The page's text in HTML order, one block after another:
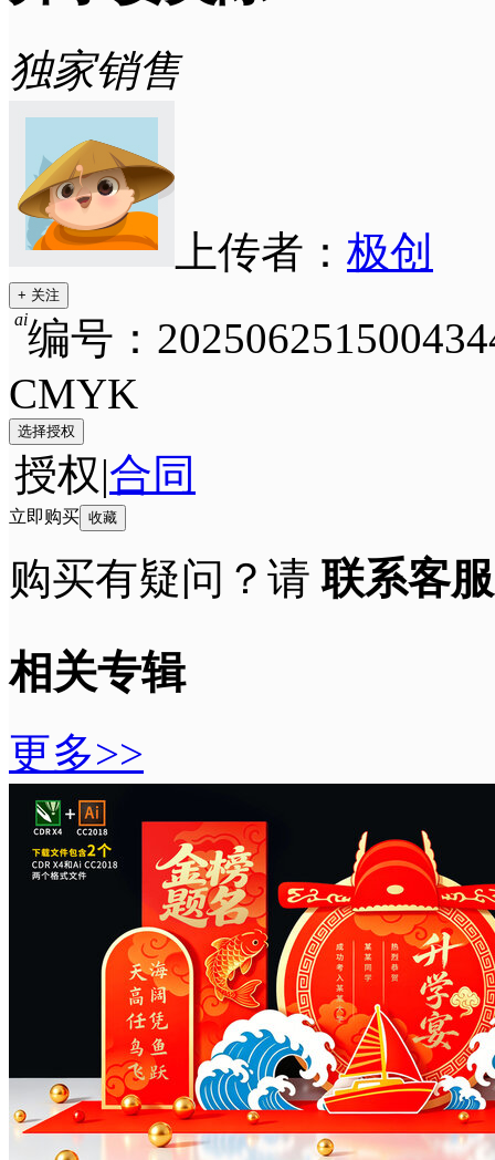
独家销售
上传者： 极创
+ 关注
编号：
ai
CMYK
选择授权
授权|合同
立即购买 收藏
购买有疑问？请联系客服
相关专辑
更多>>